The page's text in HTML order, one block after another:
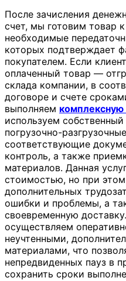
После зачисления
счет, мы готовим товар
необходимые
которых подтверждает
покупателем. Если
оплаченный товар —
склада компании, в
договоре и счете
выполняем комплексную
используем
погрузочно-
соответствующие
контроль, а также
материалов. Данная
стоимостью, но при этом
дополнительных
ошибки и проблемы, а
своевременную
осуществляем
неучтенными,
материалами, что
непредвиденных пауз в
сохранить сроки